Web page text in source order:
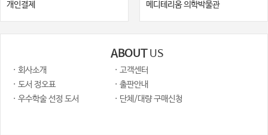
개인결제 메디테리움 의학박물관
ABOUT US
· 회사소개
· 고객센터
· 도서 정오표
· 출판안내
· 우수학술 선정 도서
· 단체/대량 구매신청